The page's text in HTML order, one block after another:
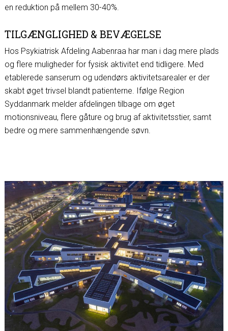
en reduktion på mellem 30-40%.
TILGÆNGLIGHED & BEVÆGELSE
Hos Psykiatrisk Afdeling Aabenraa har man i dag mere plads
og flere muligheder for fysisk aktivitet end tidligere. Med
etablerede sanserum og udendørs aktivitetsarealer er der
skabt øget trivsel blandt patienterne. Ifølge Region
Syddanmark melder afdelingen tilbage om øget
motionsniveau, flere gåture og brug af aktivitetsstier, samt
bedre og mere sammenhængende søvn.